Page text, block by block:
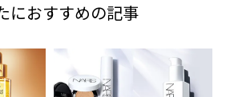
におすすめの記事